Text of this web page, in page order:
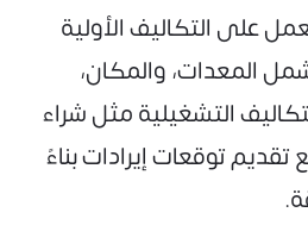
على التكاليف الأولية
المعدات، والمكان،
التشغيلية مثل شراء
توقعات إيرادات بناءً